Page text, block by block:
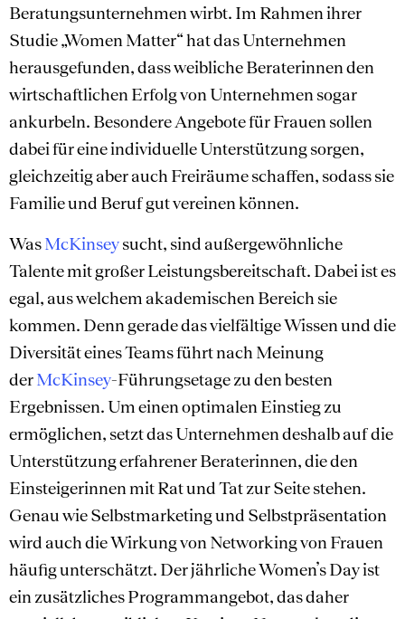
Beratungsunternehmen wirbt. Im Rahmen ihrer
Studie „Women Matter“ hat das Unternehmen
herausgefunden, dass weibliche Beraterinnen den
wirtschaftlichen Erfolg von Unternehmen sogar
ankurbeln. Besondere Angebote für Frauen sollen
dabei für eine individuelle Unterstützung sorgen,
gleichzeitig aber auch Freiräume schaffen, sodass sie
Familie und Beruf gut vereinen können.
WasMcKinseysucht, sind außergewöhnliche
Talente mit großer Leistungsbereitschaft. Dabei ist es
egal, aus welchem akademischen Bereich sie
kommen. Denn gerade das vielfältige Wissen und die
Diversität eines Teams führt nach Meinung
derMcKinsey-Führungsetage zu den besten
Ergebnissen. Um einen optimalen Einstieg zu
ermöglichen, setzt das Unternehmen deshalb auf die
Unterstützung erfahrener Beraterinnen, die den
Einsteigerinnen mit Rat und Tat zur Seite stehen.
Genau wie Selbstmarketing und Selbstpräsentation
wird auch die Wirkung von Networking von Frauen
häufig unterschätzt. Der jährliche Women’s Day ist
ein zusätzliches Programmangebot, das daher